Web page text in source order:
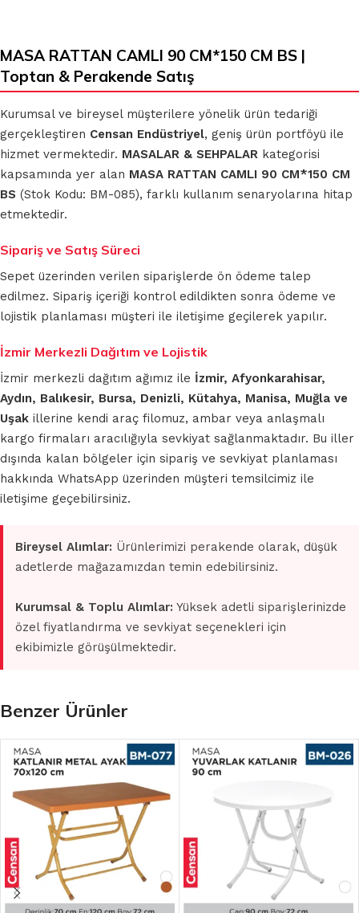
MASA RATTAN CAMLI 90 CM*150 CM BS |
Toptan & Perakende Satış
Kurumsal ve bireysel müşterilere yönelik ürün tedariği
gerçekleştiren Censan Endüstriyel, geniş ürün portföyü ile
hizmet vermektedir. MASALAR & SEHPALAR kategorisi
kapsamında yer alan MASA RATTAN CAMLI 90 CM*150 CM
BS (Stok Kodu: BM-085), farklı kullanım senaryolarına hitap
etmektedir.
Sipariş ve Satış Süreci
Sepet üzerinden verilen siparişlerde ön ödeme talep
edilmez. Sipariş içeriği kontrol edildikten sonra ödeme ve
lojistik planlaması müşteri ile iletişime geçilerek yapılır.
İzmir Merkezli Dağıtım ve Lojistik
İzmir merkezli dağıtım ağımız ile İzmir, Afyonkarahisar,
Aydın, Balıkesir, Bursa, Denizli, Kütahya, Manisa, Muğla ve
Uşak illerine kendi araç filomuz, ambar veya anlaşmalı
kargo firmaları aracılığıyla sevkiyat sağlanmaktadır. Bu iller
dışında kalan bölgeler için sipariş ve sevkiyat planlaması
hakkında WhatsApp üzerinden müşteri temsilcimiz ile
iletişime geçebilirsiniz.
Bireysel Alımlar: Ürünlerimizi perakende olarak, düşük
adetlerde mağazamızdan temin edebilirsiniz.
Kurumsal & Toplu Alımlar: Yüksek adetli siparişlerinizde
özel fiyatlandırma ve sevkiyat seçenekleri için
ekibimizle görüşülmektedir.
Benzer Ürünler